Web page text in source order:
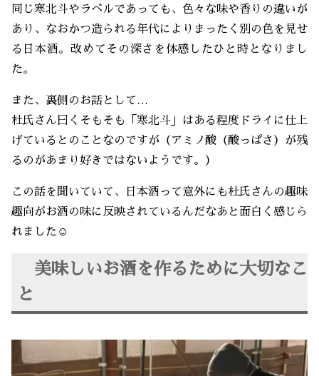
同じ寒北斗やラベルであっても、色々な味や香りの違いが
あり、なおかつ造られる年代によりまったく別の色を見せ
る日本酒。改めてその深さを体感したひと時となりまし
た。
また、裏側のお話として…
杜氏さん曰くそもそも「寒北斗」はある程度ドライに仕上
げているとのことなのですが（アミノ酸（酸っぱさ）が残
るのがあまり好きではないようです。）
この話を聞いていて、日本酒って意外にも杜氏さんの趣味
趣向がお酒の味に反映されているんだなあと面白く感じら
れました☺️
美味しいお酒を作るために大切なこ
と